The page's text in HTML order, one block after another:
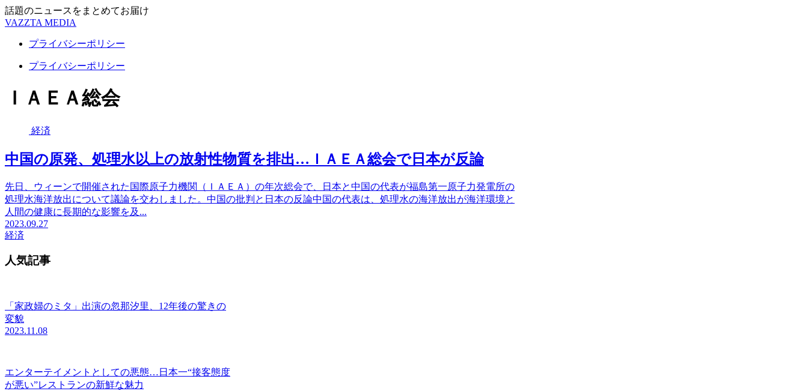
話題のニュースをまとめてお届け
VAZZTA MEDIA
プライバシーポリシー
プライバシーポリシー
ＩＡＥＡ総会
経済
中国の原発、処理水以上の放射性物質を排出…ＩＡＥＡ総会で日本が反論
先日、ウィーンで開催された国際原子力機関（ＩＡＥＡ）の年次総会で、日本と中国の代表が福島第一原子力発電所の
処理水海洋放出について議論を交わしました。中国の批判と日本の反論中国の代表は、処理水の海洋放出が海洋環境と
人間の健康に長期的な影響を及...
2023.09.27
経済
人気記事
「家政婦のミタ」出演の忽那汐里、12年後の驚きの
変貌
2023.11.08
エンターテイメントとしての悪態…日本一“接客態度
が悪い”レストランの新鮮な魅力